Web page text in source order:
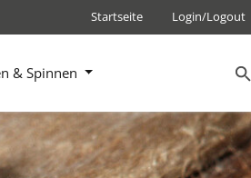
Startseite Login/Logout
& Spinnen